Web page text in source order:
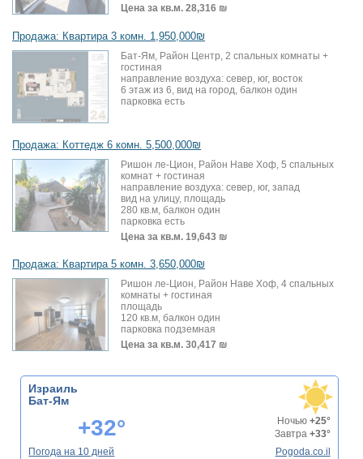
Цена за кв.м. 28,316 ₪
Продажа: Квартира 3 комн. 1,950,000₪
Бат-Ям, Район Центр, 2 спальных комнаты +
гостиная
направление воздуха: север, юг, восток
6 этаж из 6, вид на город, балкон один
парковка есть
Продажа: Коттедж 6 комн. 5,500,000₪
Ришон ле-Цион, Район Наве Хоф, 5 спальных
комнат + гостиная
направление воздуха: север, юг, запад
вид на улицу, площадь
280 кв.м, балкон один
парковка есть
Цена за кв.м. 19,643 ₪
Продажа: Квартира 5 комн. 3,650,000₪
Ришон ле-Цион, Район Наве Хоф, 4 спальных
комнаты + гостиная
площадь
120 кв.м, балкон один
парковка подземная
Цена за кв.м. 30,417 ₪
Израиль
Бат-Ям
+32° Ночью +25°
Завтра +33°
Погода на 10 дней
Pogoda.co.il